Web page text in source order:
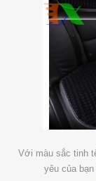
Với màu sắc tinh
yêu của